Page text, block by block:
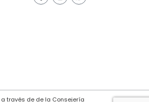
través de de la Consejería